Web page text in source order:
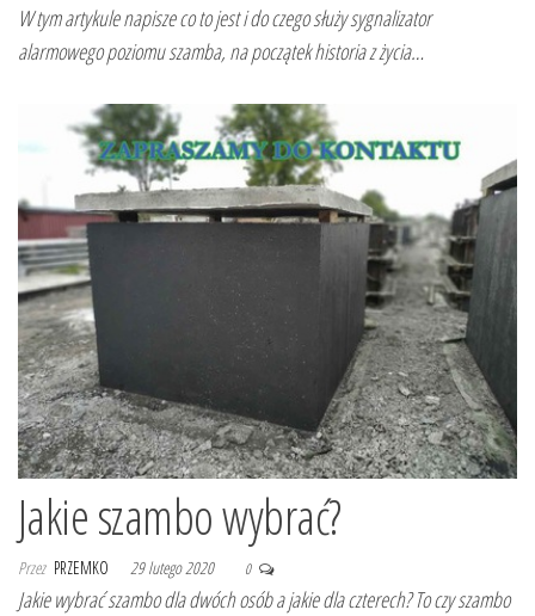
W tym artykule napisze co to jest i do czego służy sygnalizator
alarmowego poziomu szamba, na początek historia z życia…
Jakie szambo wybrać?
Przez PRZEMKO 29 lutego 2020 0
Jakie wybrać szambo dla dwóch osób a jakie dla czterech? To czy szambo